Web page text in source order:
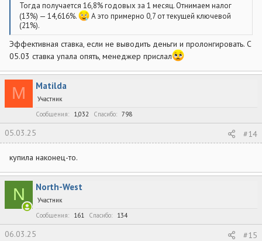
Тогда получается 16,8% годовых за 1 месяц. Отнимаем налог
(13%) — 14,616%.
А это примерно 0,7 от текущей ключевой
(21%).
Эффективная ставка, если не выводить деньги и пролонгировать. С
05.03 ставка упала опять, менеджер прислал
M Matilda
Участник
Сообщения
1,032 Спасибо 798
05.03.25 #14
купила наконец-то.
N North-West
Участник
Сообщения
161 Спасибо 134
06.03.25 #15